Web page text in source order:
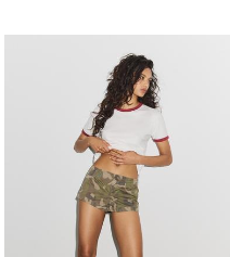
aan de onderkant. Verkrijgbaar in diverse